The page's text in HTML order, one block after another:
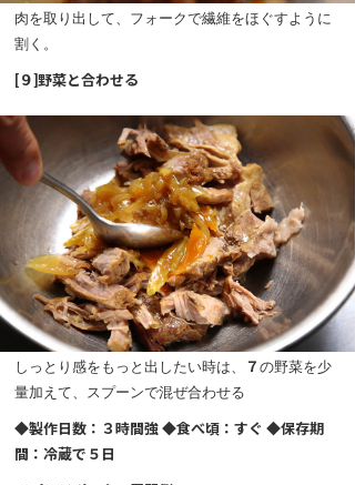
肉を取り出して、フォークで繊維をほぐすように
割く。
[９]野菜と合わせる
しっとり感をもっと出したい時は、 ７の野菜を少
量加えて、スプーンで混ぜ合わせる
◆製作日数：３時間強 ◆食べ頃：すぐ ◆保存期
間：冷蔵で５日